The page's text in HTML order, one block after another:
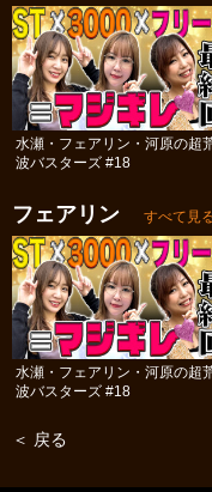
水瀬・フェアリン・河原の超
波バスターズ #18
フェアリン すべて見
水瀬・フェアリン・河原の超
波バスターズ #18
＜ 戻る